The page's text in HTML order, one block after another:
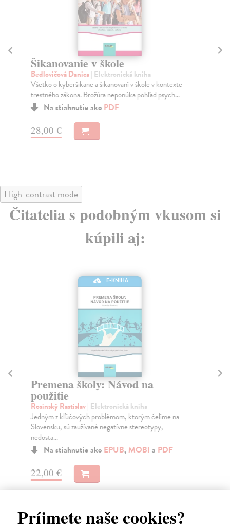
Príjmete naše cookies?
Šikanovanie v škole
Bedlovičová Danica| Elektronická kniha
Všetko o kyberšikane a šikanovaní v škole v kontexte
trestného zákona. Brožúra neponúka pohľad psych...
Na stiahnutie ako PDF
28,00 €
High-contrast mode
Čitatelia s podobným vkusom si
kúpili aj:
E-KNIHA
Premena školy: Návod na
použitie
Rosinský Rastislav| Elektronická kniha
Jedným z kľúčových problémom, ktorým čelíme na
Slovensku, sú zaužívané negatívne stereotypy,
nedosta...
Na stiahnutie ako EPUB,MOBI a PDF
22,00 €